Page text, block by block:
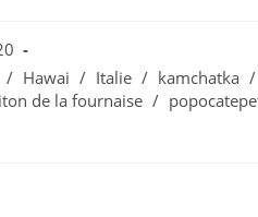
/ Hawai / Italie / kamchatka /
de la fournaise /